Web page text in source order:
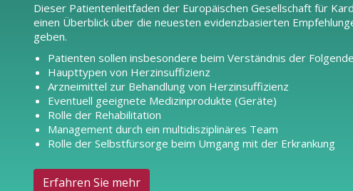
Dieser Patientenleitfaden der Europäischen Gesellschaft für
einen Überblick über die neuesten evidenzbasierten
geben.
Patienten sollen insbesondere beim Verständnis der
Haupttypen von Herzinsuffizienz
Arzneimittel zur Behandlung von Herzinsuffizienz
Eventuell geeignete Medizinprodukte (Geräte)
Rolle der Rehabilitation
Management durch ein multidisziplinäres Team
Rolle der Selbstfürsorge beim Umgang mit der Erkrankung
Erfahren Sie mehr